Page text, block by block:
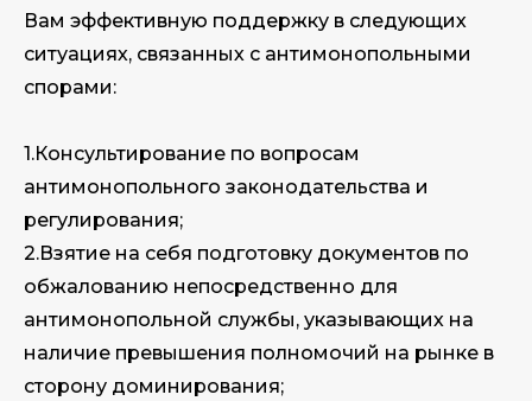
Вам эффективную поддержку в следующих
ситуациях, связанных с антимонопольными
спорами:
1.Консультирование по вопросам
антимонопольного законодательства и
регулирования;
2.Взятие на себя подготовку документов по
обжалованию непосредственно для
антимонопольной службы, указывающих на
наличие превышения полномочий на рынке в
сторону доминирования;